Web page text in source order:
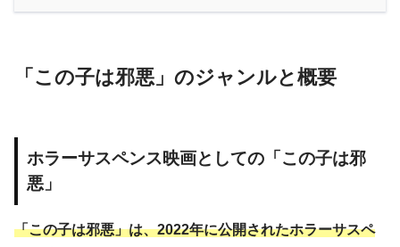
「この子は邪悪」のジャンルと概要
ホラーサスペンス映画としての「この子は邪
悪」
「この子は邪悪」は、2022年に公開されたホラーサスペ